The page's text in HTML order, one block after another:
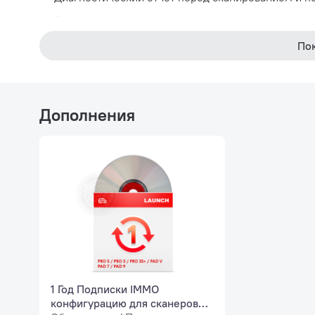
Универсальный информационный центр
IMMO PRO поддерживает сопоставление/
Wuling Baojun, GAC, SAIC Maxus, Great Wall
Поддерживает считывание противоугонных
JAC Passenger Cars и т. д.
Поддержка согласования ключей Ford, GM,
Honda, Toyota, Nissan, Hyundai, Kia, BYD,
Поддерживаемые марки (Диагностика):
Дополнения
1 Год Подписки IMMO
конфигурацию для сканеров